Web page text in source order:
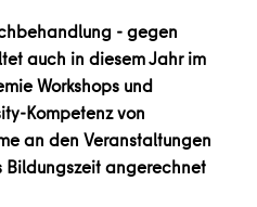
- gegen
auch in diesem Jahr im
Workshops und
Kompetenz von
an den Veranstaltungen
Bildungszeit angerechnet